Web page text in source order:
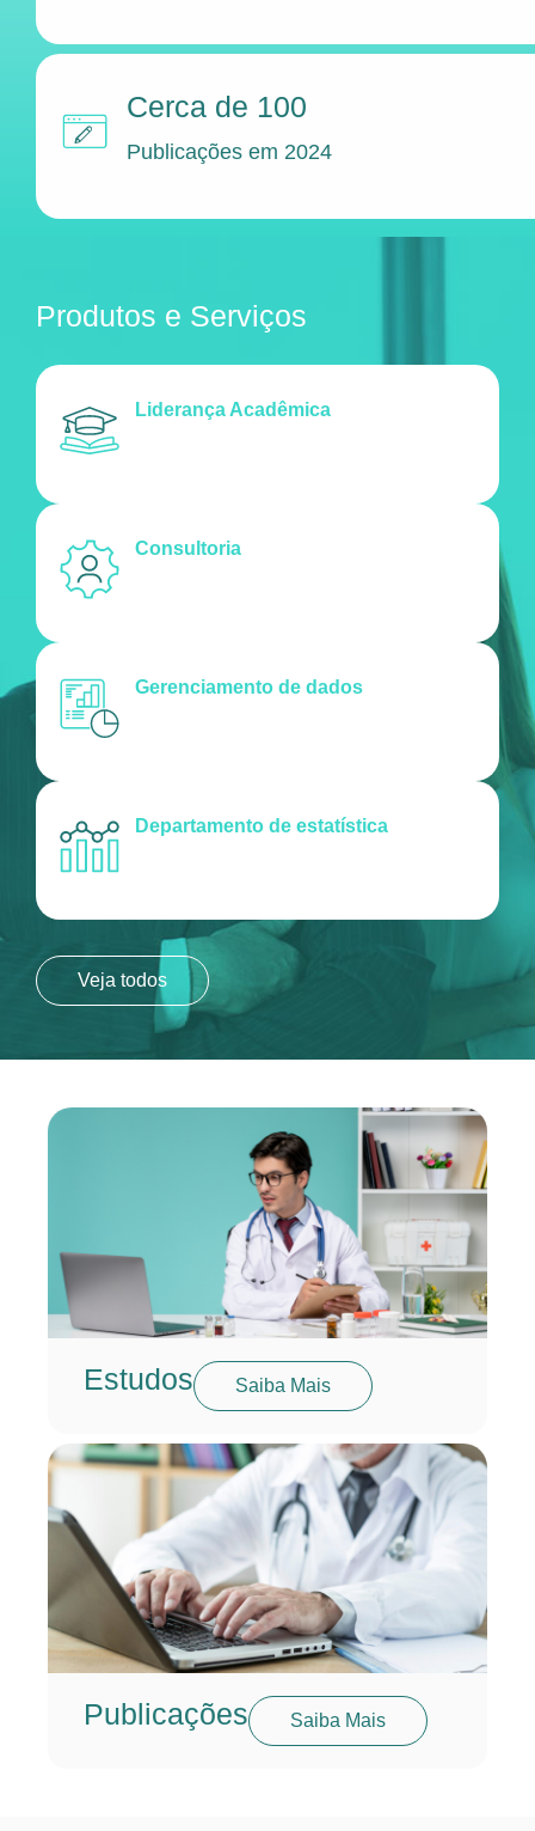
Cerca de 100
Publicações em 2024
Produtos e Serviços
Liderança Acadêmica
Consultoria
Gerenciamento de dados
Departamento de estatística
Veja todos
Estudos Saiba Mais
Publicações Saiba Mais